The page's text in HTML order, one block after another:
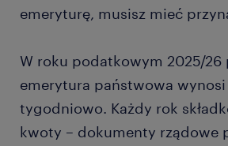
emeryturę, musisz mieć
W roku podatkowym 2025/26
emerytura państwowa
tygodniowo. Każdy rok
kwoty – dokumenty rządowe